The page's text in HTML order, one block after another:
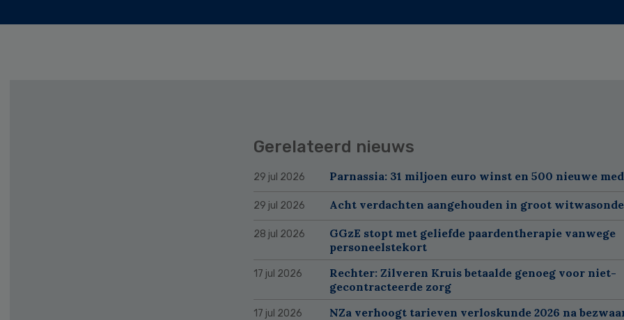
Gerelateerd nieuws
29 jul 2026 Parnassia: 31 miljoen euro winst en 500 nieuwe
29 jul 2026 Acht verdachten aangehouden in groot
28 jul 2026
GGzE stopt met geliefde paardentherapie vanwege
personeelstekort
17 jul 2026
Rechter: Zilveren Kruis betaalde genoeg voor niet-
gecontracteerde zorg
17 jul 2026 NZa verhoogt tarieven verloskunde 2026 na